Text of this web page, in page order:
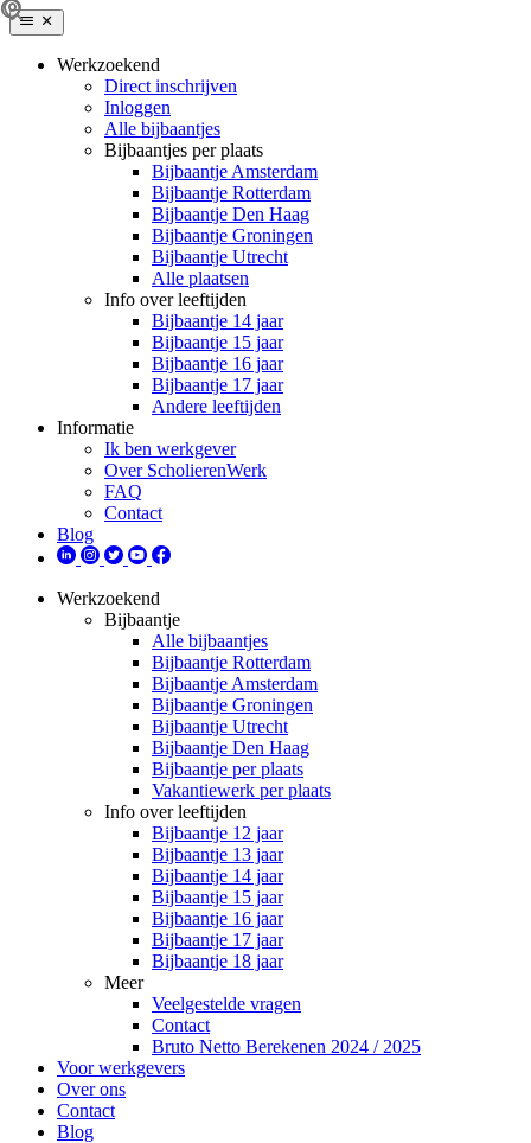
Werkzoekend
Direct inschrijven
Inloggen
Alle bijbaantjes
Bijbaantjes per plaats
Bijbaantje Amsterdam
Bijbaantje Rotterdam
Bijbaantje Den Haag
Bijbaantje Groningen
Bijbaantje Utrecht
Alle plaatsen
Info over leeftijden
Bijbaantje 14 jaar
Bijbaantje 15 jaar
Bijbaantje 16 jaar
Bijbaantje 17 jaar
Andere leeftijden
Informatie
Ik ben werkgever
Over ScholierenWerk
FAQ
Contact
Blog
Werkzoekend
Bijbaantje
Alle bijbaantjes
Bijbaantje Rotterdam
Bijbaantje Amsterdam
Bijbaantje Groningen
Bijbaantje Utrecht
Bijbaantje Den Haag
Bijbaantje per plaats
Vakantiewerk per plaats
Info over leeftijden
Bijbaantje 12 jaar
Bijbaantje 13 jaar
Bijbaantje 14 jaar
Bijbaantje 15 jaar
Bijbaantje 16 jaar
Bijbaantje 17 jaar
Bijbaantje 18 jaar
Meer
Veelgestelde vragen
Contact
Bruto Netto Berekenen 2024 / 2025
Voor werkgevers
Over ons
Contact
Blog